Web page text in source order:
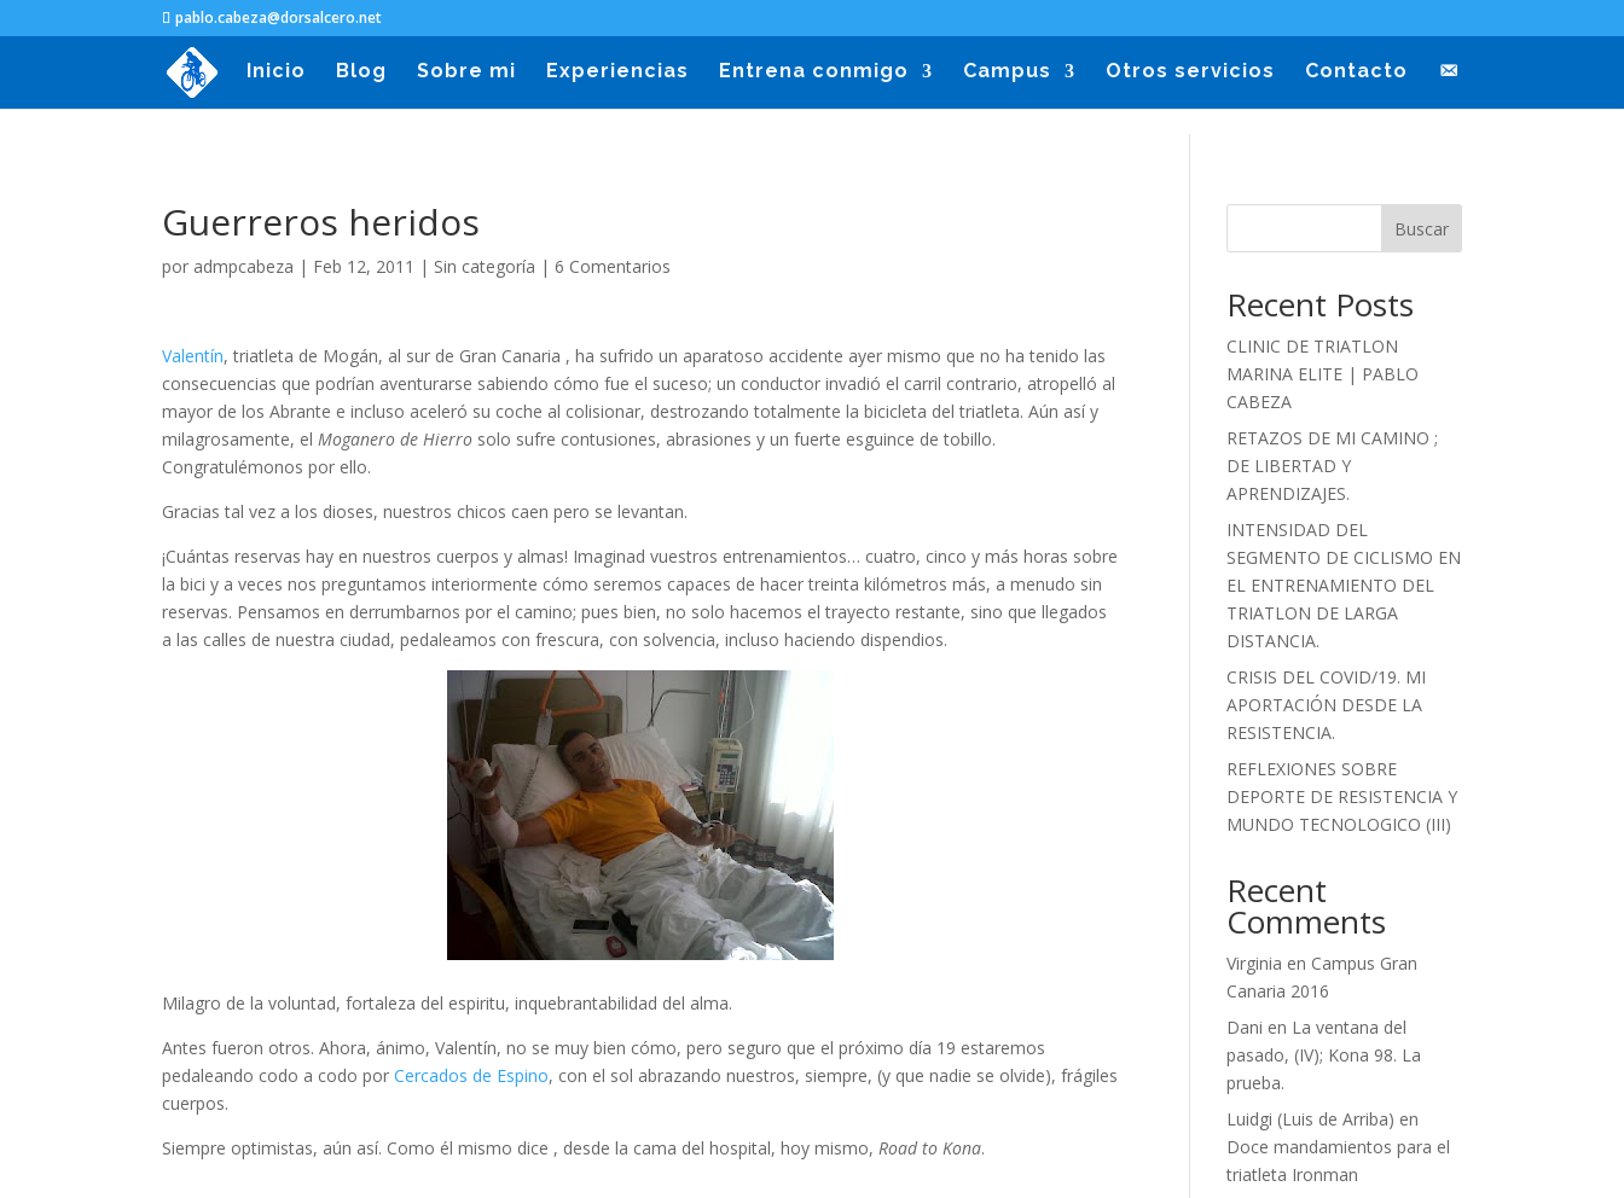
pablo.cabeza@dorsalcero.net
Inicio Blog Sobre mi Experiencias Entrena conmigo Campus Otros servicios Contacto
Guerreros heridos
por admpcabeza | Feb 12, 2011 | Sin categoría |6 Comentarios
Valentín, triatleta de Mogán, al sur de Gran Canaria , ha sufrido un aparatoso accidente ayer mismo que no ha tenido las
consecuencias que podrían aventurarse sabiendo cómo fue el suceso; un conductor invadió el carril contrario, atropelló al
mayor de los Abrante e incluso aceleró su coche al colisionar, destrozando totalmente la bicicleta del triatleta. Aún así y
milagrosamente, elMoganero de Hierro solo sufre contusiones, abrasiones y un fuerte esguince de tobillo.
Congratulémonos por ello.
Gracias tal vez a los dioses, nuestros chicos caen pero se levantan.
¡Cuántas reservas hay en nuestros cuerpos y almas! Imaginad vuestros entrenamientos… cuatro, cinco y más horas sobre
la bici y a veces nos preguntamos interiormente cómo seremos capaces de hacer treinta kilómetros más, a menudo sin
reservas. Pensamos en derrumbarnos por el camino; pues bien, no solo hacemos el trayecto restante, sino que llegados
a las calles de nuestra ciudad, pedaleamos con frescura, con solvencia, incluso haciendo dispendios.
Milagro de la voluntad, fortaleza del espiritu, inquebrantabilidad del alma.
Antes fueron otros. Ahora, ánimo, Valentín, no se muy bien cómo, pero seguro que el próximo día 19 estaremos
pedaleando codo a codo porCercados de Espino, con el sol abrazando nuestros, siempre, (y que nadie se olvide), frágiles
cuerpos.
Siempre optimistas, aún así. Como él mismo dice , desde la cama del hospital, hoy mismo,Road to Kona.
Buscar
Recent Posts
CLINIC DE TRIATLON
MARINA ELITE | PABLO
CABEZA
RETAZOS DE MI CAMINO ;
DE LIBERTAD Y
APRENDIZAJES.
INTENSIDAD DEL
SEGMENTO DE CICLISMO EN
EL ENTRENAMIENTO DEL
TRIATLON DE LARGA
DISTANCIA.
CRISIS DEL COVID/19. MI
APORTACIÓN DESDE LA
RESISTENCIA.
REFLEXIONES SOBRE
DEPORTE DE RESISTENCIA Y
MUNDO TECNOLOGICO (III)
Recent
Comments
Virginia en Campus Gran
Canaria 2016
Dani en La ventana del
pasado, (IV); Kona 98. La
prueba.
Luidgi (Luis de Arriba) en
Doce mandamientos para el
triatleta Ironman